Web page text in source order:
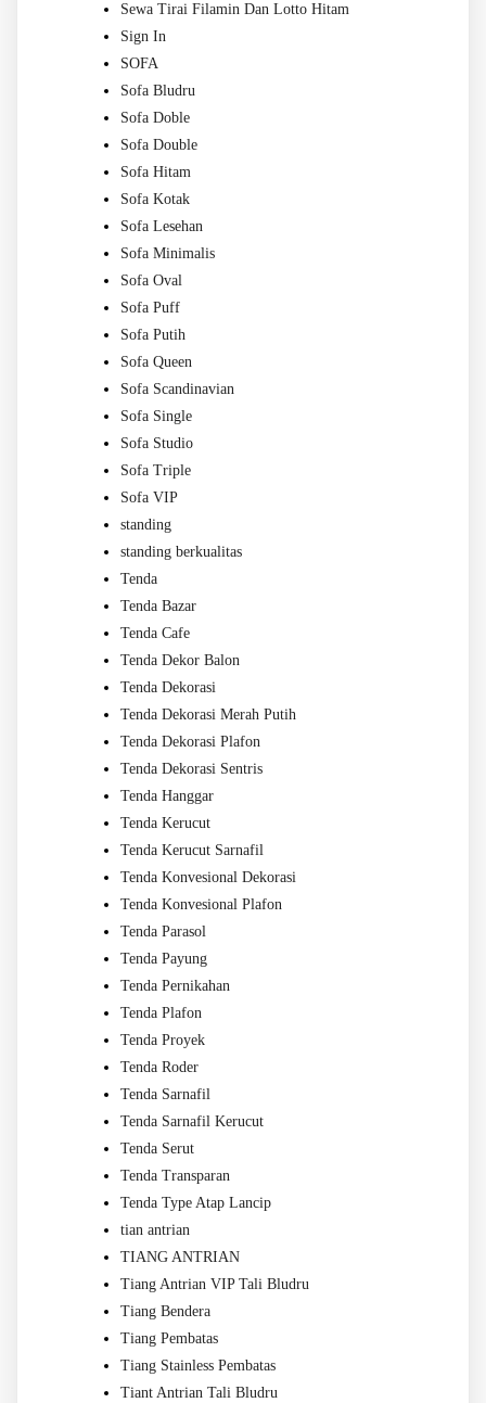
Sewa Tirai Filamin Dan Lotto Hitam
Sign In
SOFA
Sofa Bludru
Sofa Doble
Sofa Double
Sofa Hitam
Sofa Kotak
Sofa Lesehan
Sofa Minimalis
Sofa Oval
Sofa Puff
Sofa Putih
Sofa Queen
Sofa Scandinavian
Sofa Single
Sofa Studio
Sofa Triple
Sofa VIP
standing
standing berkualitas
Tenda
Tenda Bazar
Tenda Cafe
Tenda Dekor Balon
Tenda Dekorasi
Tenda Dekorasi Merah Putih
Tenda Dekorasi Plafon
Tenda Dekorasi Sentris
Tenda Hanggar
Tenda Kerucut
Tenda Kerucut Sarnafil
Tenda Konvesional Dekorasi
Tenda Konvesional Plafon
Tenda Parasol
Tenda Payung
Tenda Pernikahan
Tenda Plafon
Tenda Proyek
Tenda Roder
Tenda Sarnafil
Tenda Sarnafil Kerucut
Tenda Serut
Tenda Transparan
Tenda Type Atap Lancip
tian antrian
TIANG ANTRIAN
Tiang Antrian VIP Tali Bludru
Tiang Bendera
Tiang Pembatas
Tiang Stainless Pembatas
Tiant Antrian Tali Bludru